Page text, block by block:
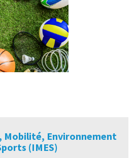
Environnement
(IMES)